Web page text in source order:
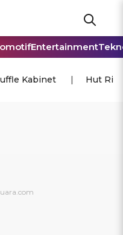
Entertainment
Kabinet Hut Ri